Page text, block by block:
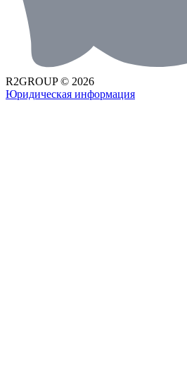
R2GROUP © 2026
Юридическая информация